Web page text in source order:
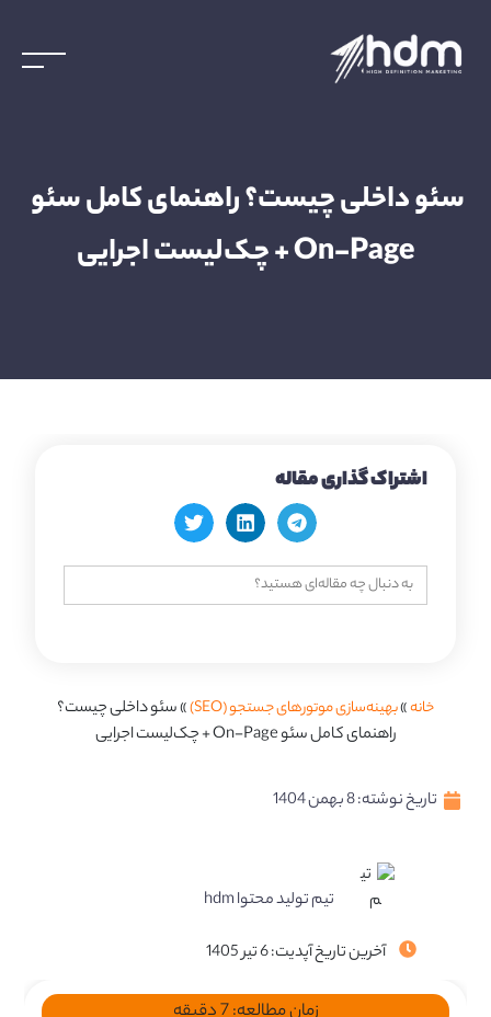
On-Page + چک‌لیست اجرایی
اشتراک گذاری مقاله
جستجو
برای:
خانه»بهینه‌سازی موتورهای جستجو (SEO) »سئو داخلی چیست؟
راهنمای کامل سئو On-Page + چک‌لیست اجرایی
تاریخ نوشته:8 بهمن 1404
تیم تولید محتوا hdm
آخرین تاریخ آپدیت: 6 تیر 1405